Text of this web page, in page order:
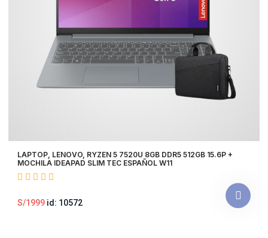
LAPTOP, LENOVO, RYZEN 5 7520U 8GB DDR5 512GB 15.6P +
MOCHILA IDEAPAD SLIM TEC ESPAÑOL W11
S/1999 id: 10572